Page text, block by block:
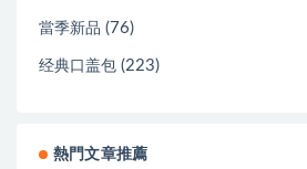
當季新品 (76)
经典口盖包 (223)
熱門文章推薦